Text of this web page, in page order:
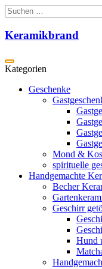
Zum
Inhalt
springen
Suchen
nach:
Keramikbrand
Geschenke
Mond &
spirituelle
Handgemachte
Becher
Geschirr
Hund